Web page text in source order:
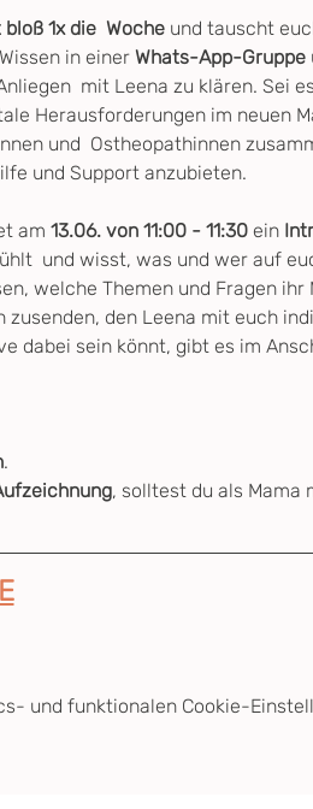
1x die  Woche und tauscht
in einer Whats-App-Gruppe
mit Leena zu klären. Sei
Herausforderungen im neuen
und  Ostheopathinnen
und Support anzubieten.
am 13.06. von 11:00 - 11:30 ein
und wisst, was und wer auf
welche Themen und Fragen
zusenden, den Leena mit euch
dabei sein könnt, gibt es im
.
, solltest du als Mama
und funktionalen Cookie-